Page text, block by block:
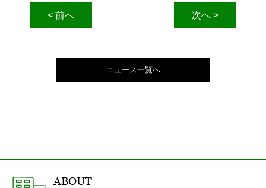
次へ >
< 前へ
ニュース一覧へ
ABOUT